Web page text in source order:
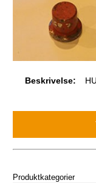
Beskrivelse:
Produktkategorier